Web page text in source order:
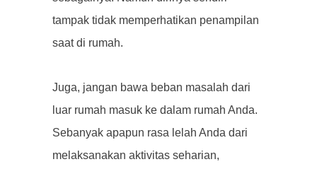
tampak tidak memperhatikan penampilan
saat di rumah.
Juga, jangan bawa beban masalah dari
luar rumah masuk ke dalam rumah Anda.
Sebanyak apapun rasa lelah Anda dari
melaksanakan aktivitas seharian,